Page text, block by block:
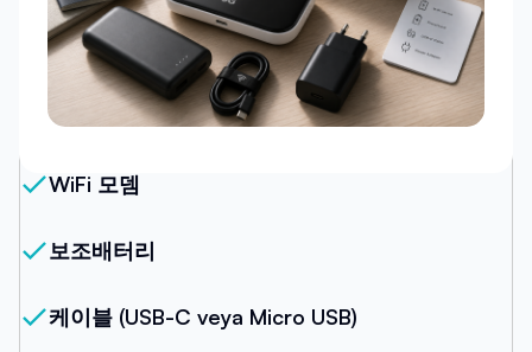
우리의 패키지
WiFi 모뎀
보조배터리
케이블 (USB-C veya Micro USB)